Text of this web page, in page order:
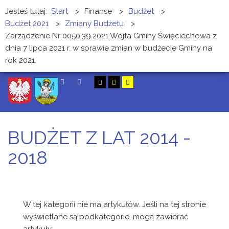
Jesteś tutaj: Start > Finanse > Budżet
>
Budżet 2021
> Zmiany Budżetu
>
Zarządzenie Nr 0050.39.2021 Wójta Gminy Święciechowa z
dnia 7 lipca 2021 r. w sprawie zmian w budżecie Gminy na
rok 2021.
BUDŻET Z LAT 2014 -
2018
W tej kategorii nie ma artykułów. Jeśli na tej stronie
wyświetlane są podkategorie, mogą zawierać